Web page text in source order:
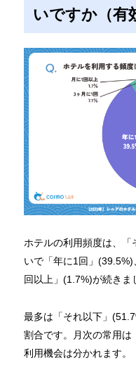
いですか（有
ホテルの利用頻度は、
いで「年に1回」
回以上」(1.7%)が続きま
最多は「それ以下」
割合です。月次の常用は
利用機会は分かれます。